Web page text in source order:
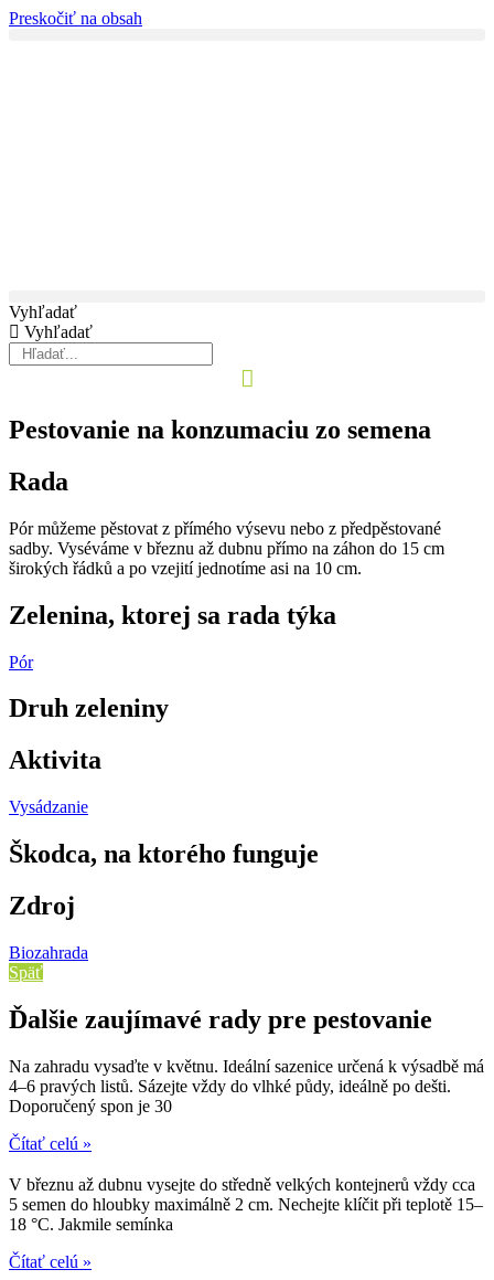
Preskočiť na obsah
Vyhľadať
Vyhľadať
Pestovanie na konzumaciu zo semena
Rada
Pór můžeme pěstovat z přímého výsevu nebo z předpěstované
sadby. Vyséváme v březnu až dubnu přímo na záhon do 15 cm
širokých řádků a po vzejití jednotíme asi na 10 cm.
Zelenina, ktorej sa rada týka
Pór
Druh zeleniny
Aktivita
Vysádzanie
Škodca, na ktorého funguje
Zdroj
Biozahrada
Späť
Ďalšie zaujímavé rady pre pestovanie
Na zahradu vysaďte v květnu. Ideální sazenice určená k výsadbě má
4–6 pravých listů. Sázejte vždy do vlhké půdy, ideálně po dešti.
Doporučený spon je 30
Čítať celú »
V březnu až dubnu vysejte do středně velkých kontejnerů vždy cca
5 semen do hloubky maximálně 2 cm. Nechejte klíčit při teplotě 15–
18 °C. Jakmile semínka
Čítať celú »